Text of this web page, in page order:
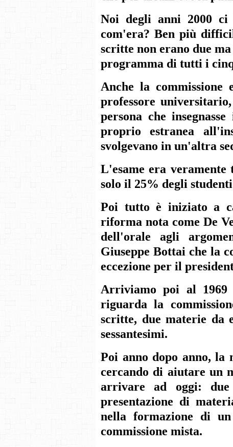
Noi degli anni 2000 ci
com'era? Ben più
scritte non erano due
programma di tutti i
Anche la
professore
persona che
proprio estranea
svolgevano in un'altra
L'esame era veramente
solo il 25% degli
Poi tutto è iniziato a
riforma nota come De
dell'orale agli
Giuseppe Bottai che la
eccezione per il
Arriviamo poi al 1969
riguarda la
scritte, due materie da
sessantesimi.
Poi anno dopo anno,
cercando di aiutare un
arrivare ad oggi:
presentazione di
nella formazione di
commissione mista.